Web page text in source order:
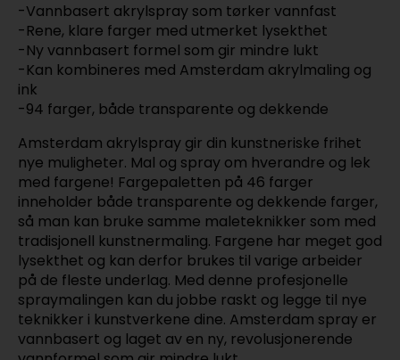
-Vannbasert akrylspray som tørker vannfast
-Rene, klare farger med utmerket lysekthet
-Ny vannbasert formel som gir mindre lukt
-Kan kombineres med Amsterdam akrylmaling og
ink
-94 farger, både transparente og dekkende
Amsterdam akrylspray gir din kunstneriske frihet
nye muligheter. Mal og spray om hverandre og lek
med fargene! Fargepaletten på 46 farger
inneholder både transparente og dekkende farger,
så man kan bruke samme maleteknikker som med
tradisjonell kunstnermaling. Fargene har meget god
lysekthet og kan derfor brukes til varige arbeider
på de fleste underlag. Med denne profesjonelle
spraymalingen kan du jobbe raskt og legge til nye
teknikker i kunstverkene dine. Amsterdam spray er
vannbasert og laget av en ny, revolusjonerende